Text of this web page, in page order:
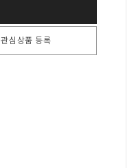
관심상품 등록